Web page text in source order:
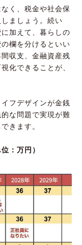
く、税金や社会保
ましょう。続い
加えて、暮らしの
欄を分けるといい
収支、金融資産残
化できることが、
フデザインが金銭
な問題で実現が難
きます。
：万円）